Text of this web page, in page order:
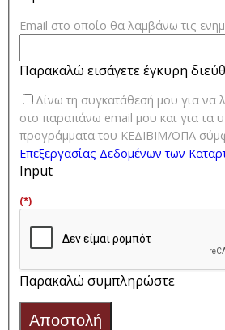
Email στο οποίο θα λαμβάνω τις
Παρακαλώ εισάγετε έγκυρη
Δίνω τη συγκατάθεσή μου για να
στο παραπάνω email μου και για τα
προγράμματα του ΚΕΔΙΒΙΜ/ΟΠΑ
Επεξεργασίας Δεδομένων των
Input
(*)
Παρακαλώ συμπληρώστε
Αποστολή